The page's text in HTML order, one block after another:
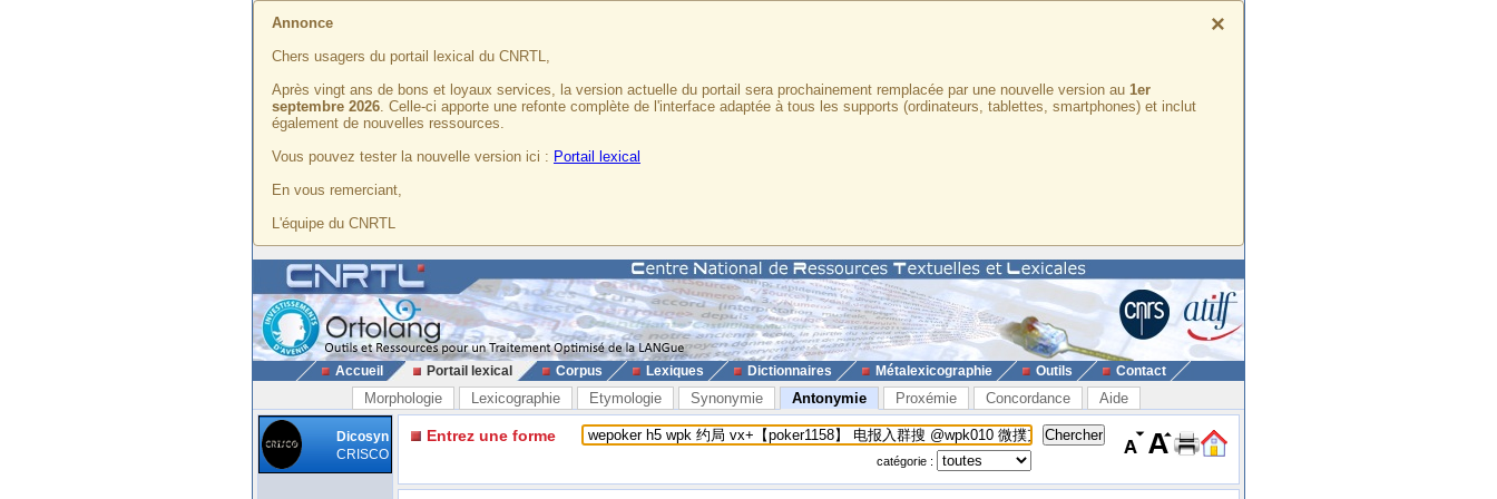
×
Annonce
Chers usagers du portail lexical du CNRTL,
Après vingt ans de bons et loyaux services, la version actuelle du portail sera prochainement remplacée par une nouvelle version au 1er
septembre 2026. Celle-ci apporte une refonte complète de l'interface adaptée à tous les supports (ordinateurs, tablettes, smartphones) et inclut
également de nouvelles ressources.
Vous pouvez tester la nouvelle version ici : Portail lexical
En vous remerciant,
L'équipe du CNRTL
Accueil Portail lexical Corpus Lexiques Dictionnaires Métalexicographie Outils Contact
Morphologie Lexicographie Etymologie Synonymie Antonymie Proxémie Concordance Aide
Dicosyn
CRISCO
Entrez une forme
catégorie :